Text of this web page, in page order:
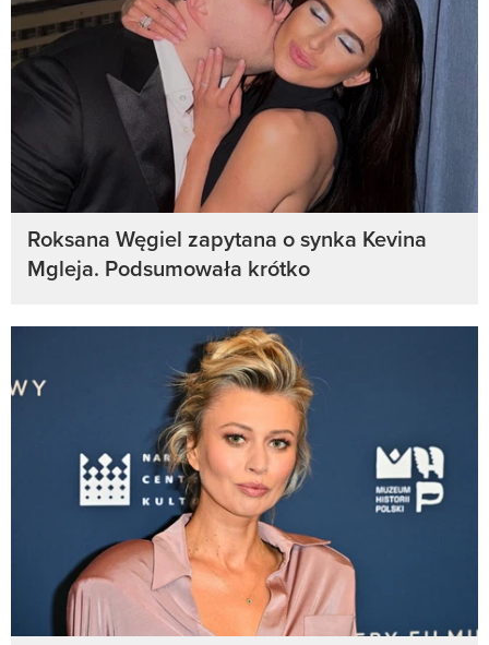
Roksana Węgiel zapytana o synka Kevina
Mgleja. Podsumowała krótko